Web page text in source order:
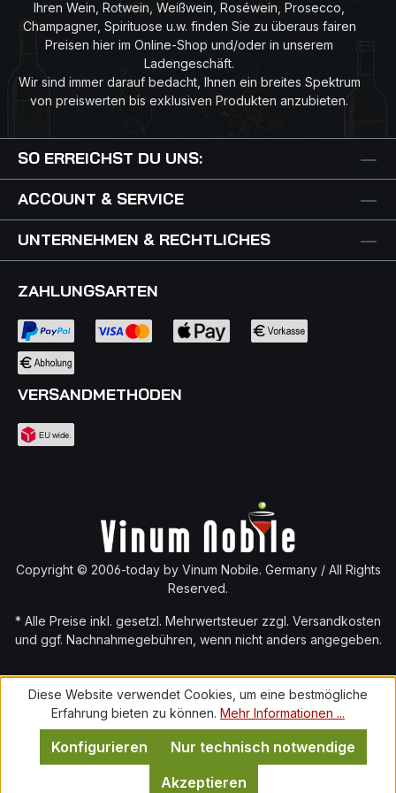
Ihren Wein, Rotwein, Weißwein, Roséwein, Prosecco,
Champagner, Spirituose u.w. finden Sie zu überaus fairen
Preisen hier im Online-Shop und/oder in unserem
Ladengeschäft.
Wir sind immer darauf bedacht, Ihnen ein breites Spektrum
von preiswerten bis exklusiven Produkten anzubieten.
SO ERREICHST DU UNS:
ACCOUNT & SERVICE
UNTERNEHMEN & RECHTLICHES
ZAHLUNGSARTEN
VERSANDMETHODEN
Copyright © 2006-today by Vinum Nobile. Germany / All Rights
Reserved.
* Alle Preise inkl. gesetzl. Mehrwertsteuer zzgl. Versandkosten
und ggf. Nachnahmegebühren, wenn nicht anders angegeben.
Diese Website verwendet Cookies, um eine bestmögliche
Erfahrung bieten zu können. Mehr Informationen ...
Nur technisch notwendige
Konfigurieren
Akzeptieren